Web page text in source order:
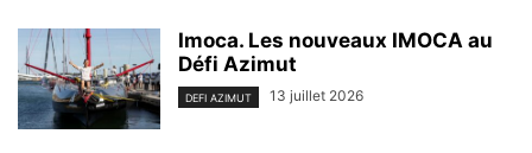
Imoca. Les nouveaux IMOCA au
Défi Azimut
DEFI AZIMUT 13 juillet 2026